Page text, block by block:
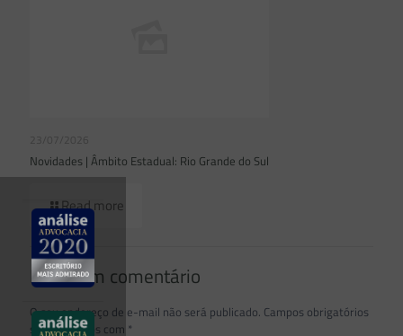
23/07/2026
Novidades | Âmbito Estadual: Rio Grande do Sul
Read more
Deixe um comentário
O seu endereço de e-mail não será publicado. Campos obrigatórios
são marcados com *